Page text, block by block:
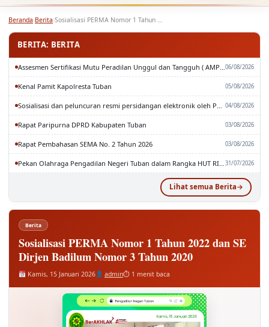
Beranda›Berita› Sosialisasi PERMA Nomor 1 Tahun 2022 dan SE…
BERITA: BERITA
Kenal Pamit Kapolresta Tuban
Rapat Paripurna DPRD Kabupaten Tuban
Rapat Pembahasan SEMA No. 2 Tahun 2026
Lihat semua Berita
Berita
Sosialisasi PERMA Nomor 1 Tahun 2022 dan SE
Dirjen Badilum Nomor 3 Tahun 2020
Kamis, 15 Januari 2026 admin⏱ 1 menit baca